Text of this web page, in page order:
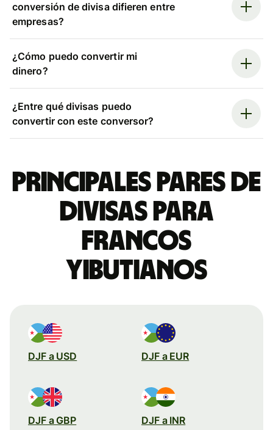
conversión de divisa difieren entre
empresas?
¿Cómo puedo convertir mi
dinero?
¿Entre qué divisas puedo
convertir con este conversor?
Principales pares de
divisas para
francos
yibutianos
DJF a USD DJF a EUR
DJF a GBP DJF a INR